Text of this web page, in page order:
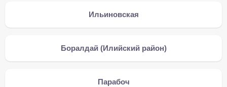
Ильиновская
Боралдай (Илийский район)
Парабоч